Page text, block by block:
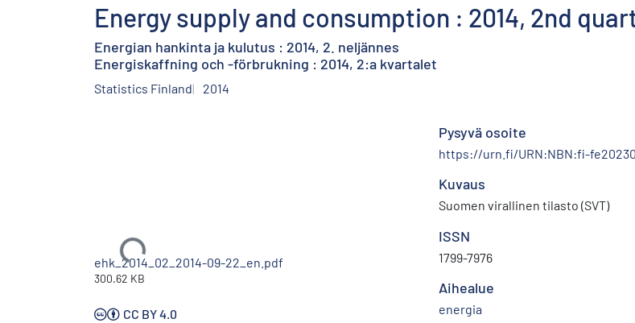
Energy supply and consumption : 2014, 2nd
Energian hankinta ja kulutus : 2014, 2. neljännes
Energiskaffning och -förbrukning : 2014, 2:a kvartalet
Statistics Finland 2014
Ladataan...
ehk_2014_02_2014-09-22_en.pdf
300.62 KB
CC BY 4.0
Pysyvä osoite
https://urn.fi/URN:NBN:fi-
Kuvaus
Suomen virallinen tilasto (SVT)
ISSN
1799-7976
Aihealue
energia